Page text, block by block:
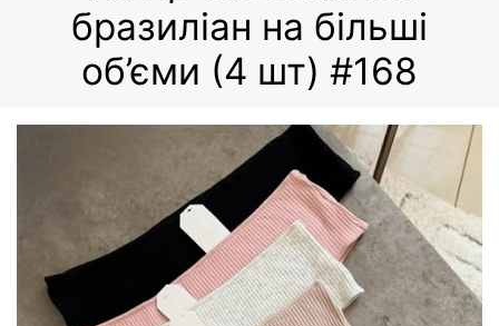
бразиліан на більші
об’єми (4 шт) #168